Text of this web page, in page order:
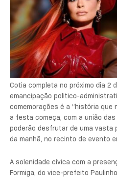
Cotia completa no próximo dia 2
emancipação politico-
comemorações é a “história que
a festa começa, com a união
poderão desfrutar de uma vasta
da manhã, no recinto de evento
A solenidade cívica com a
Formiga, do vice-prefeito